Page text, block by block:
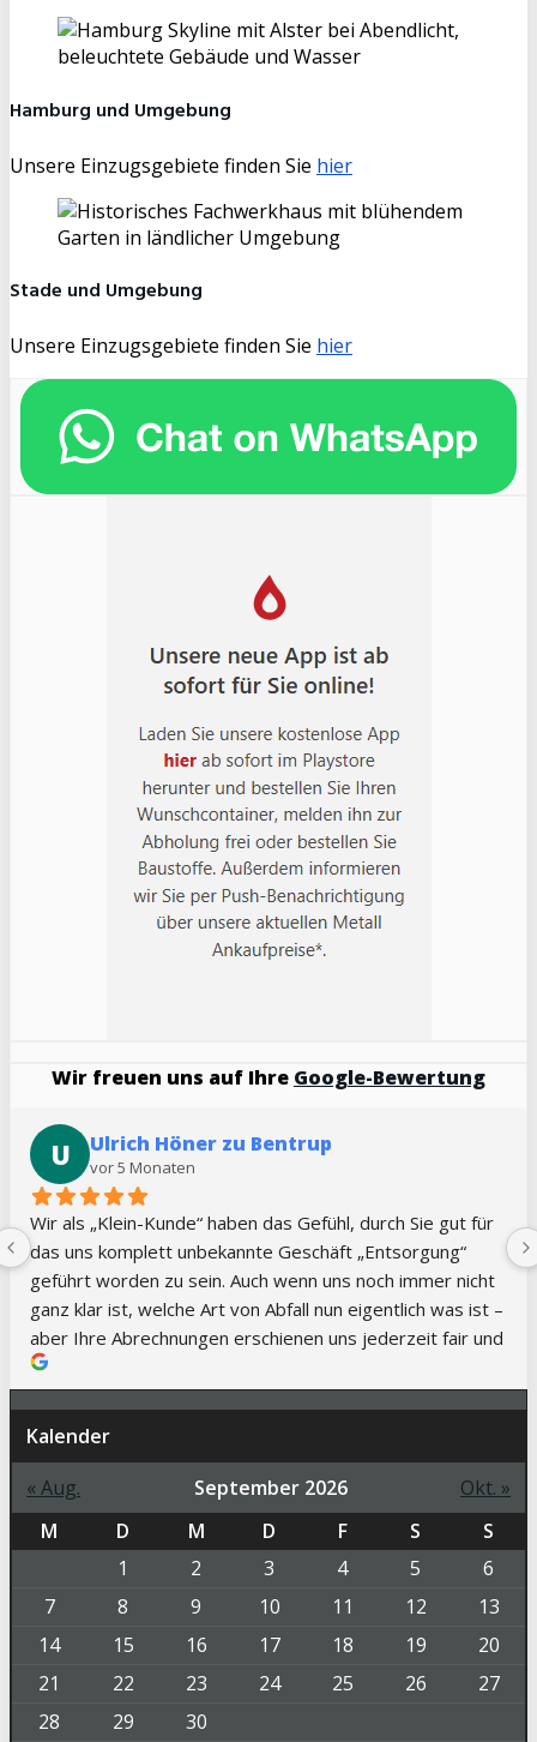
Hamburg und Umgebung
Unsere Einzugsgebiete finden Sie hier
Stade und Umgebung
Unsere Einzugsgebiete finden Sie hier
Wir freuen uns auf Ihre Google-Bewertung
U Ulrich Höner zu Bentrup
vor 5 Monaten
Wir als „Klein-Kunde“ haben das Gefühl, durch Sie gut für
das uns komplett unbekannte Geschäft „Entsorgung“
geführt worden zu sein. Auch wenn uns noch immer nicht
ganz klar ist, welche Art von Abfall nun eigentlich was ist –
aber Ihre Abrechnungen erschienen uns jederzeit fair und
nachvollziehbar. Auch der telefonische Kontakt mit Ihnen
war immer klasse – immer einen kompetenten
Ansprechpartner und schnelle Abstimmungen
Kalender
« Aug.
September 2026
Okt. »
M
D M D F S
S
1
2 3 4 5
6
7
8 9 10 11 12
13
14
15 16 17 18 19
20
21
22 23 24 25 26
27
28
29 30